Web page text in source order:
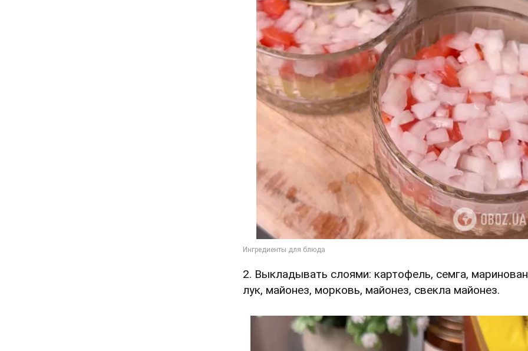
2. Выкладывать слоями: картофель, семга,
лук, майонез, морковь, майонез, свекла майонез.